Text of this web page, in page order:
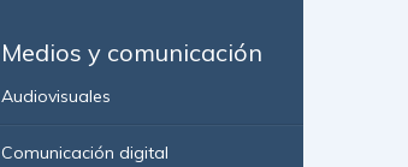
Medios y comunicación
Audiovisuales
Comunicación digital